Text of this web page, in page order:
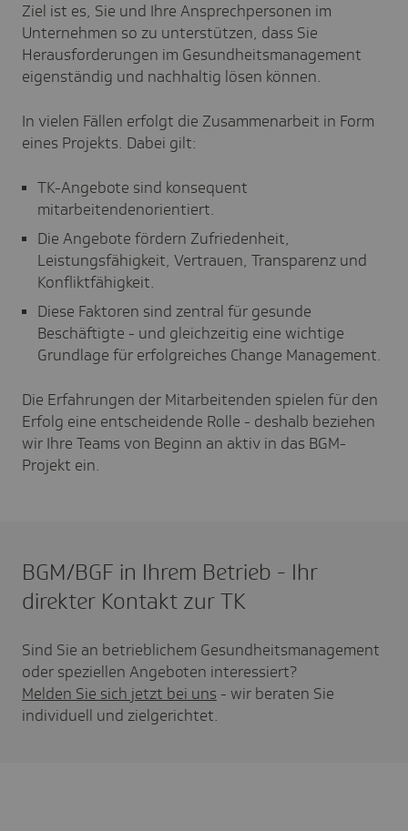
Ziel ist es, Sie und Ihre Ansprechpersonen im
Unternehmen so zu unterstützen, dass Sie
Herausforderungen im Gesundheitsmanagement
eigenständig und nachhaltig lösen können.
In vielen Fällen erfolgt die Zusammenarbeit in Form
eines Projekts. Dabei gilt:
TK-Angebote sind konsequent
mitarbeitendenorientiert.
Die Angebote fördern Zufriedenheit,
Leistungsfähigkeit, Vertrauen, Transparenz und
Konfliktfähigkeit.
Diese Faktoren sind zentral für gesunde
Beschäftigte - und gleichzeitig eine wichtige
Grundlage für erfolgreiches Change Management.
Die Erfahrungen der Mitarbeitenden spielen für den
Erfolg eine entscheidende Rolle - deshalb beziehen
wir Ihre Teams von Beginn an aktiv in das BGM-
Projekt ein.
BGM/BGF in Ihrem Betrieb - Ihr
direkter Kontakt zur TK
Sind Sie an betrieblichem Gesundheitsmanagement
oder speziellen Angeboten interessiert?
Melden Sie sich jetzt bei uns - wir beraten Sie
individuell und zielgerichtet.